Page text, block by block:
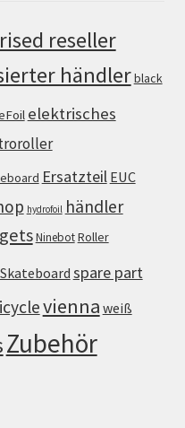
reseller
händlerblack
elektrisches
Ersatzteil EUC
hydrofoil händler
NinebotRoller
Skateboard spare part
vienna weiß
Zubehör